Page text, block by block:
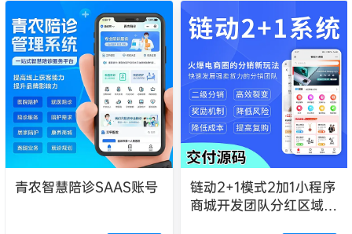
青农智慧陪诊SAAS账号
链动2+1模式2加1小程序
商城开发团队分红区域代